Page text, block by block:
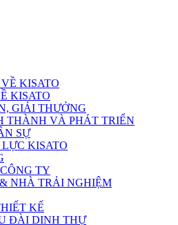
KISATO
KISATO
GIẢI THƯỞNG
THÀNH VÀ PHÁT TRIỂN
SỰ
KISATO
TY
NHÀ TRẢI NGHIỆM
KẾ
ĐÀI DINH THỰ